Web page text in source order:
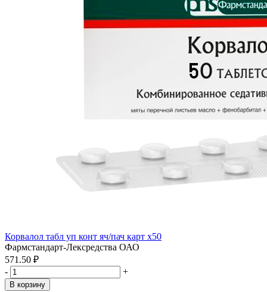
Корвалол табл уп конт яч/пач карт x50
Фармстандарт-Лексредства ОАО
571.50 ₽
-
+
В корзину